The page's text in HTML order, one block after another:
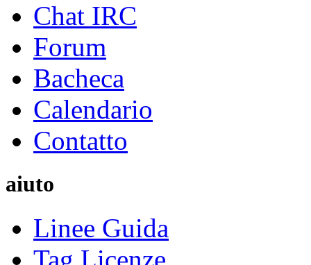
Chat IRC
Forum
Bacheca
Calendario
Contatto
aiuto
Linee Guida